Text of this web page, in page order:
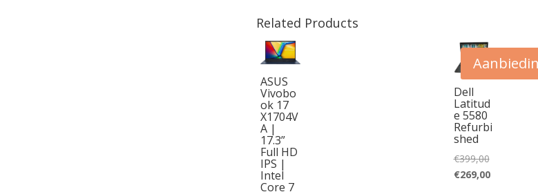
Related Products
ASUS
Vivobo
ok 17
X1704V
A |
17.3”
Full HD
IPS |
Intel
Core 7
Dell
Latitud
e 5580
Refurbi
shed
€399,00
prijs
€269,00Huidige